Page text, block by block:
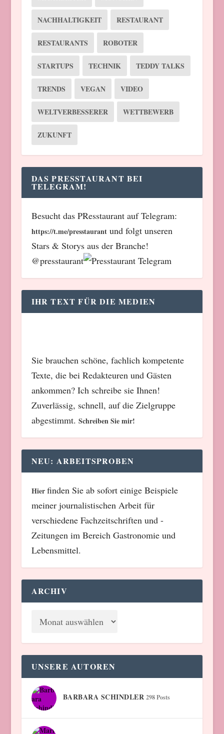
NACHHALTIGKEIT RESTAURANT
RESTAURANTS ROBOTER
STARTUPS TECHNIK TEDDY TALKS
TRENDS VEGAN VIDEO
WELTVERBESSERER WETTBEWERB
ZUKUNFT
DAS PRESSTAURANT BEI
TELEGRAM!
Besucht das PResstaurant auf Telegram:
https://t.me/presstaurantund folgt unseren
Stars & Storys aus der Branche!
@presstaurant
IHR TEXT FÜR DIE MEDIEN
Sie brauchen schöne, fachlich kompetente
Texte, die bei Redakteuren und Gästen
ankommen? Ich schreibe sie Ihnen!
Zuverlässig, schnell, auf die Zielgruppe
abgestimmt. Schreiben Sie mir!
NEU: ARBEITSPROBEN
Hierfinden Sie ab sofort einige Beispiele
meiner journalistischen Arbeit für
verschiedene Fachzeitschriften und -
Zeitungen im Bereich Gastronomie und
Lebensmittel.
ARCHIV
UNSERE AUTOREN
BARBARA SCHINDLER 298 Posts